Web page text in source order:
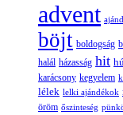
advent
böjt boldogság
halál házasság hit
karácsony kegyelem
lélek lelki ajándékok
öröm őszinteség